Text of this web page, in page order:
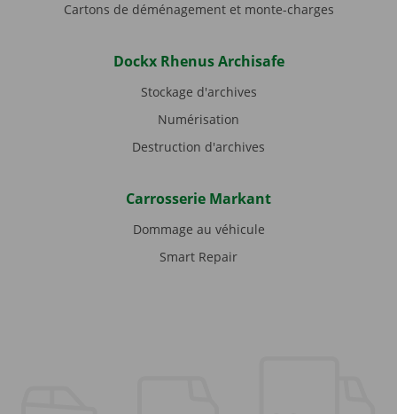
Cartons de déménagement et monte-charges
Dockx Rhenus Archisafe
Stockage d'archives
Numérisation
Destruction d'archives
Carrosserie Markant
Dommage au véhicule
Smart Repair